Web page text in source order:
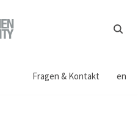
Fragen & Kontakt
en